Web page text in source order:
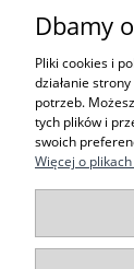
Dbamy
Pliki cookies i
działanie
potrzeb.
tych plików i
swoich
Więcej o